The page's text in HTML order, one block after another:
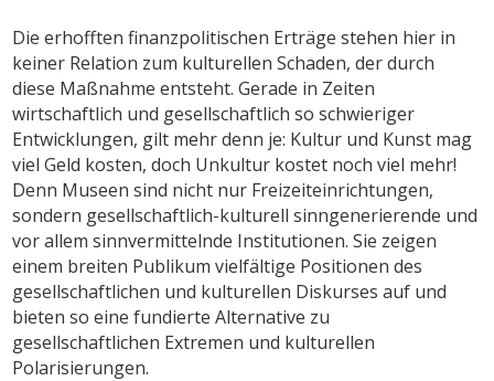
Die erhofften finanzpolitischen Erträge stehen hier in
keiner Relation zum kulturellen Schaden, der durch
diese Maßnahme entsteht. Gerade in Zeiten
wirtschaftlich und gesellschaftlich so schwieriger
Entwicklungen, gilt mehr denn je: Kultur und Kunst mag
viel Geld kosten, doch Unkultur kostet noch viel mehr!
Denn Museen sind nicht nur Freizeiteinrichtungen,
sondern gesellschaftlich-kulturell sinngenerierende und
vor allem sinnvermittelnde Institutionen. Sie zeigen
einem breiten Publikum vielfältige Positionen des
gesellschaftlichen und kulturellen Diskurses auf und
bieten so eine fundierte Alternative zu
gesellschaftlichen Extremen und kulturellen
Polarisierungen.